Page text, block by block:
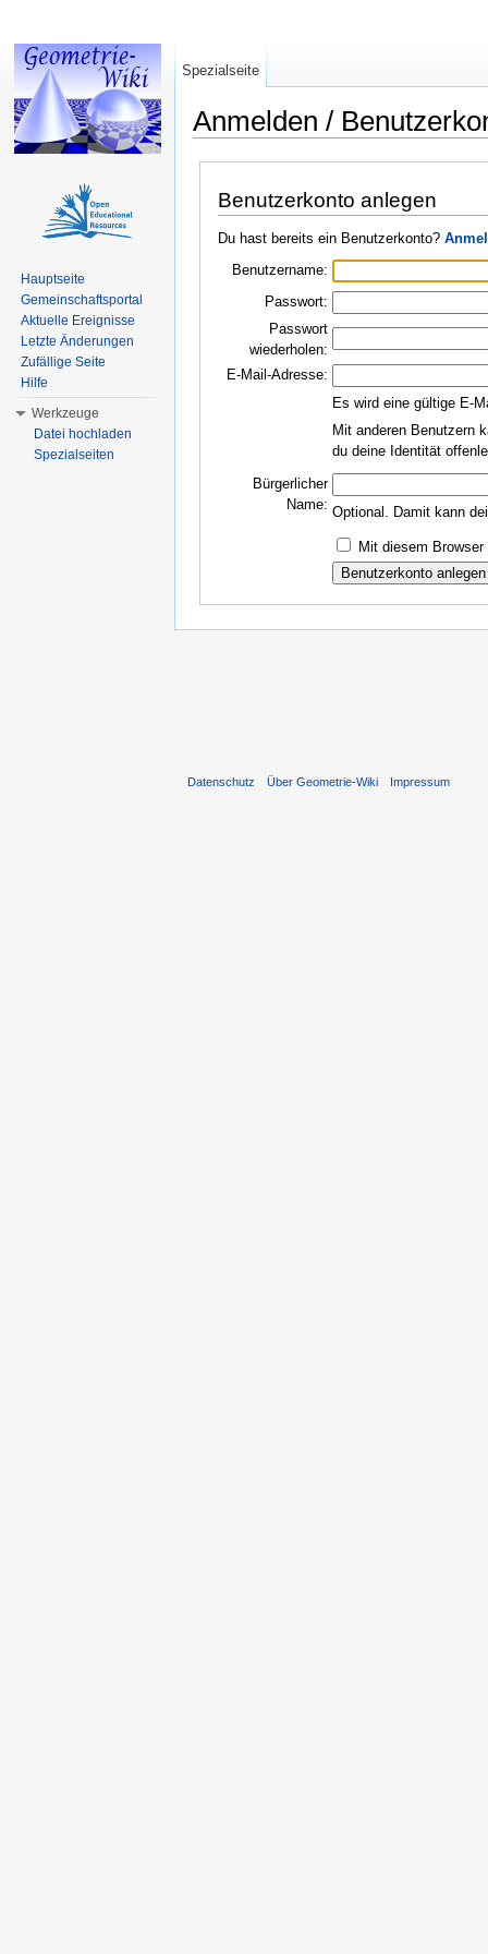
Anmelden /
Benutzerkonto anlegen
Du hast bereits ein Benutzerkonto?
Benutzername:
Passwort:
Passwort
wiederholen:
E-Mail-Adresse:
Es wird eine gültige E-
Mit anderen Benutzern
du deine Identität
Bürgerlicher
Name: Optional. Damit kann
Mit diesem
Spezialseite
Hauptseite
Gemeinschaftsportal
Aktuelle Ereignisse
Letzte Änderungen
Zufällige Seite
Hilfe
Werkzeuge
Datei hochladen
Spezialseiten
Datenschutz Über Geometrie-Wiki Impressum